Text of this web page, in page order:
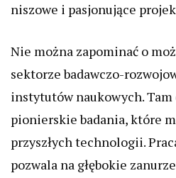
niszowe i pasjonujące
Nie można zapominać o
sektorze badawczo-
instytutów naukowych. Tam
pionierskie badania, które
przyszłych technologii.
pozwala na głębokie